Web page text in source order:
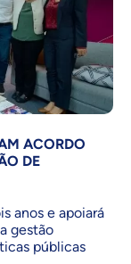
ACORDO
DE
anos e apoiará
gestão
públicas